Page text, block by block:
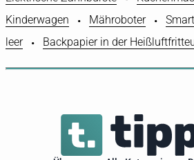
Kinderwagen
Mähroboter
leer
Backpapier in der